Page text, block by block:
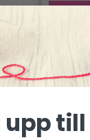
till